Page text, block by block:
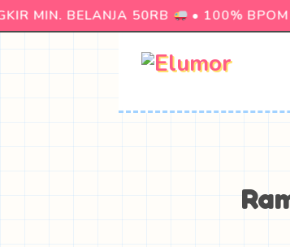
MIN. BELANJA 50RB • 100% BPOM